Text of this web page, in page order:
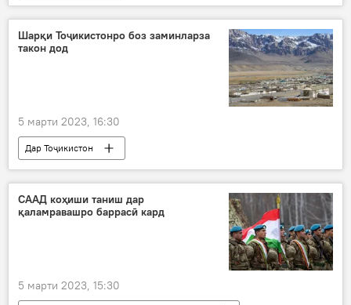
Навигариҳои варзиши Тоҷикистон
дзюдо
паҳлавон
тоҷик
Комроншоҳ Устопириён
Шарқи Тоҷикистонро боз заминларза
такон дод
5 марти 2023, 16:30
Дар Тоҷикистон
Рӯйдод, ҷиноят ва ҳолатҳои фавқулода
заминларза
СААД коҳиши таниш дар
қаламравашро баррасӣ кард
5 марти 2023, 15:30